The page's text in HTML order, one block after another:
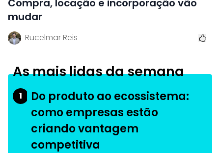
Compra, locação e incorporação vão
mudar
Rucelmar Reis
As mais lidas da semana
1
Do produto ao ecossistema:
como empresas estão
criando vantagem
competitiva